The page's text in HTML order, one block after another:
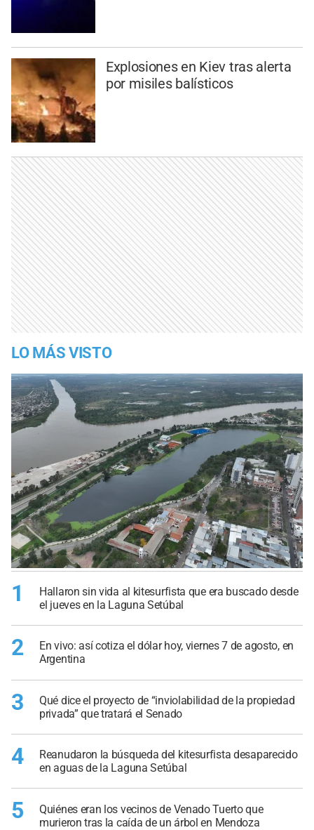
Explosiones en Kiev tras alerta
por misiles balísticos
LO MÁS VISTO
1
Hallaron sin vida al kitesurfista que era buscado desde
el jueves en la Laguna Setúbal
2
En vivo: así cotiza el dólar hoy, viernes 7 de agosto, en
Argentina
3
Qué dice el proyecto de “inviolabilidad de la propiedad
privada” que tratará el Senado
4
Reanudaron la búsqueda del kitesurfista desaparecido
en aguas de la Laguna Setúbal
5
Quiénes eran los vecinos de Venado Tuerto que
murieron tras la caída de un árbol en Mendoza